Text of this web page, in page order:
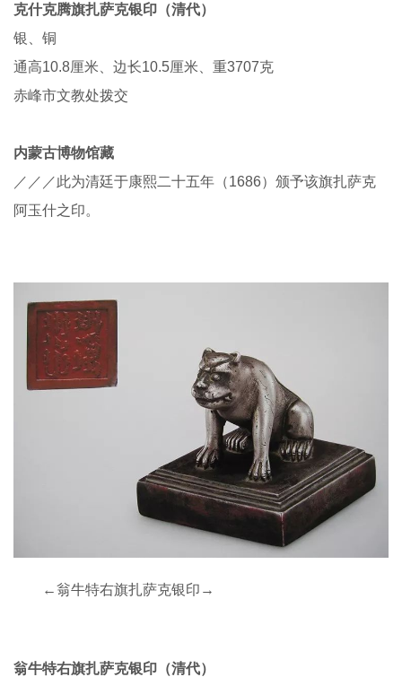
克什克腾旗扎萨克银印（清代）
银、铜
通高10.8厘米、边长10.5厘米、重3707克
赤峰市文教处拨交
内蒙古博物馆藏
／／／此为清廷于康熙二十五年（1686）颁予该旗扎萨克
阿玉什之印。
←翁牛特右旗扎萨克银印→
翁牛特右旗扎萨克银印（清代）